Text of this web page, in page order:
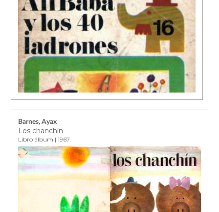
Barnes, Ayax
Los chanchín
Libro álbum | 1967